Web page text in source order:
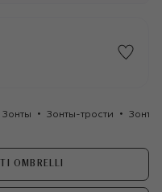
Зонты Зонты-трости Зонт-
OMBRELLI